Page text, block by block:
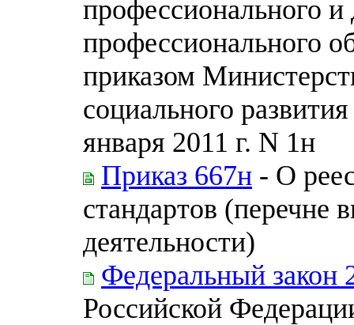
профессионального и
профессионального
приказом
социального
января 2011 г. N 1н
Приказ 667н - О
стандартов (перечне
деятельности)
Федеральный закон
Российской